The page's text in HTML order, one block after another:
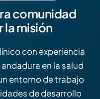
comunidad
la misión
con experiencia
en la salud
entorno de trabajo
de desarrollo